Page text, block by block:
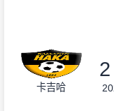
卡吉哈
2